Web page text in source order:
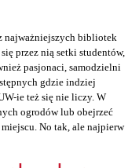
najważniejszych bibliotek
przez nią setki studentów,
pasjonaci, samodzielni
gdzie indziej
ie też się nie liczy. W
ogrodów lub obejrzeć
No tak, ale najpierw